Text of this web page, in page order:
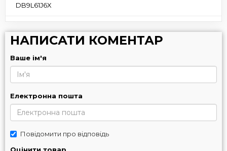
DB9L61J6X
НАПИСАТИ КОМЕНТАР
Ваше ім'я
Електронна пошта
Повідомити про відповідь
Оцінити товар